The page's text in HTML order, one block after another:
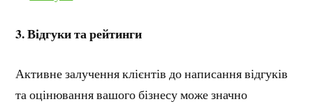
3. Відгуки та рейтинги
Активне залучення клієнтів до написання відгуків
та оцінювання вашого бізнесу може значно